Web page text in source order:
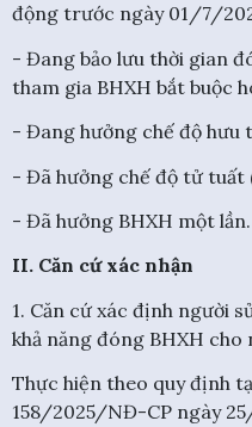
động trước ngày 01/7/
- Đang bảo lưu thời gian
tham gia BHXH bắt buộc
- Đang hưởng chế độ hưu
- Đã hưởng chế độ tử tuất
- Đã hưởng BHXH một lần.
II. Căn cứ xác nhận
1. Căn cứ xác định người
khả năng đóng BHXH cho
Thực hiện theo quy định
158/2025/NĐ-CP ngày